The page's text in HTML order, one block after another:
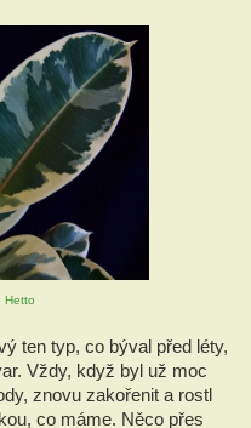
Hetto
ten typ, co býval před léty,
Vždy, když byl už moc
znovu zakořenit a rostl
co máme. Něco přes